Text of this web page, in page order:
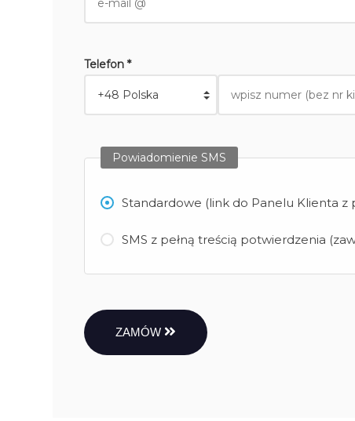
Telefon *
Powiadomienie SMS
Standardowe (link do Panelu Klienta
SMS z pełną treścią potwierdzenia
ZAMÓW